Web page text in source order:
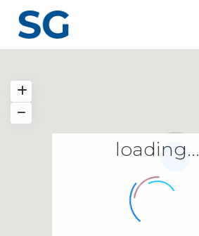
3
loading...